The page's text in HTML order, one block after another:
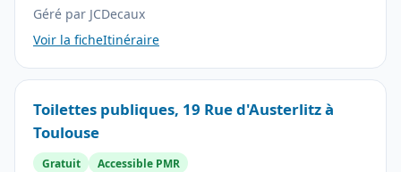
Géré par JCDecaux
Voir la ficheItinéraire
Toilettes publiques, 19 Rue d'Austerlitz à
Toulouse
Gratuit Accessible PMR